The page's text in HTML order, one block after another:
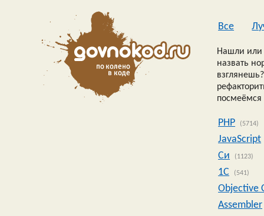
Все
Нашли или
назвать
посмеёмся
PHP (5714)
JavaScript
Си
(1123)
1C (541)
Objective
Assembler